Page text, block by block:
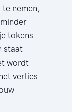
nemen,
tokens
staat
wordt
verlies